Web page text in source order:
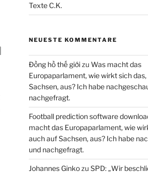
Texte C.K.
NEUESTE KOMMENTARE
Đồng hồ thế giớizu Was macht das
Europaparlament, wie wirkt sich
Sachsen, aus? Ich habe
nachgefragt.
Football prediction software
macht das Europaparlament, wie
auch auf Sachsen, aus? Ich habe
und nachgefragt.
Johannes Ginkozu SPD: „Wir